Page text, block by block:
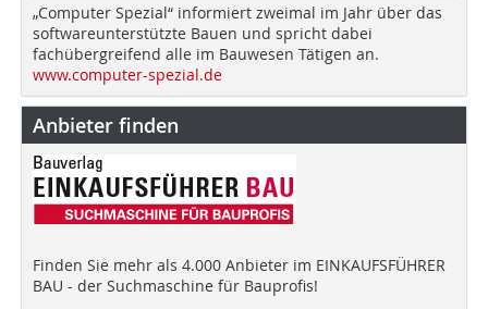
„Computer Spezial“ informiert zweimal im Jahr über das
softwareunterstützte Bauen und spricht dabei
fachübergreifend alle im Bauwesen Tätigen an.
www.computer-spezial.de
Anbieter finden
Finden Sie mehr als 4.000 Anbieter im EINKAUFSFÜHRER
BAU - der Suchmaschine für Bauprofis!